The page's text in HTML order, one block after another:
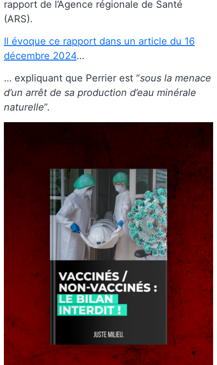
rapport de l’Agence régionale de Santé
(ARS).
Il évoque ce rapport dans un article du 16
décembre 2024…
… expliquant que Perrier est “sous la menace
d’un arrêt de sa production d’eau minérale
naturelle”.